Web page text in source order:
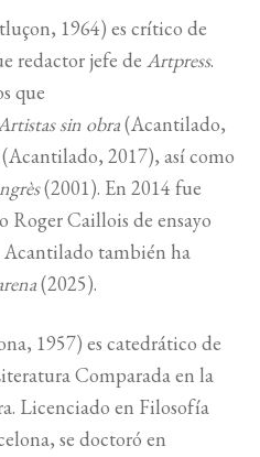
1964) es crítico de
redactor jefe de Artpress.
que
sin obra(Acantilado,
2017), así como
(2001). En 2014 fue
Roger Caillois de ensayo
también ha
(2025).
1957) es catedrático de
Comparada en la
Licenciado en Filosofía
se doctoró en